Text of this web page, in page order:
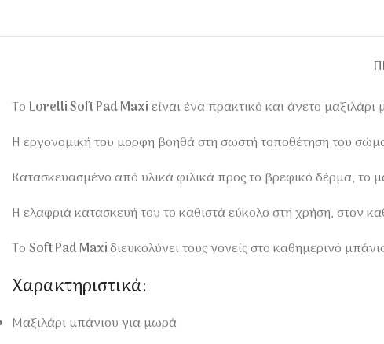
Το Lorelli Soft Pad Maxiείναι ένα πρακτικό και άνετο
Η εργονομική του μορφή βοηθά στη σωστή τοποθέτηση του
Κατασκευασμένο από υλικά φιλικά προς το βρεφικό δέρμα, το
Η ελαφριά κατασκευή του το καθιστά εύκολο στη χρήση, στον
ΤοSoft Pad Maxiδιευκολύνει τους γονείς στο καθημερινό
Χαρακτηριστικά:
Μαξιλάρι μπάνιου για μωρά